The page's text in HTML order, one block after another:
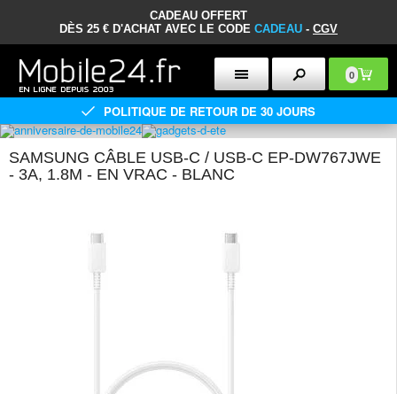
CADEAU OFFERT
DÈS 25 € D'ACHAT AVEC LE CODE CADEAU - CGV
0
POLITIQUE DE RETOUR DE 30 JOURS
SAMSUNG CÂBLE USB-C / USB-C EP-DW767JWE
- 3A, 1.8M - EN VRAC - BLANC